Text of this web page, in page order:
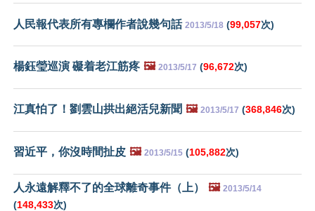
人民報代表所有專欄作者說幾句話 2013/5/18 (99,057次)
楊鈺瑩巡演 礙着老江筋疼 🖼️ 2013/5/17 (96,672次)
江真怕了！劉雲山拱出絕活兒新聞 🖼️ 2013/5/17 (368,846次)
習近平，你沒時間扯皮 🖼️ 2013/5/15 (105,882次)
人永遠解釋不了的全球離奇事件（上） 🖼️ 2013/5/14
(148,433次)